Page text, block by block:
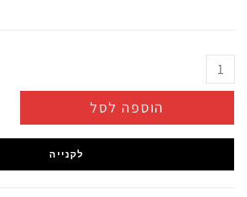
הוספה לסל
לקנייה